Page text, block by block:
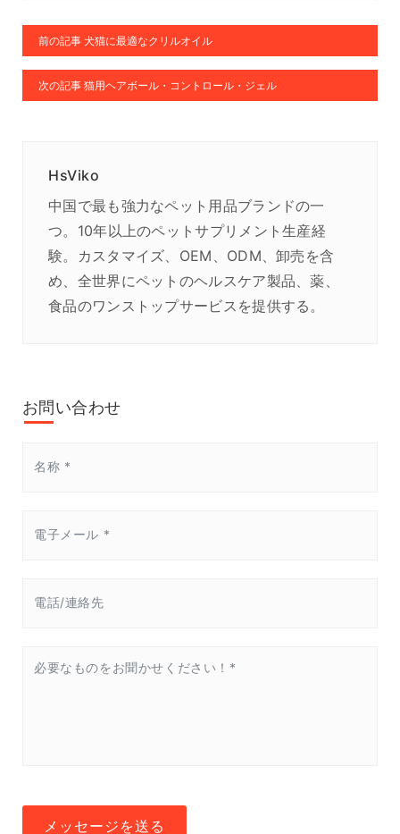
前の記事 犬猫に最適なクリルオイル
次の記事 猫用ヘアボール・コントロール・ジェル
HsViko
中国で最も強力なペット用品ブランドの一
つ。10年以上のペットサプリメント生産経
験。カスタマイズ、OEM、ODM、卸売を含
め、全世界にペットのヘルスケア製品、薬、
食品のワンストップサービスを提供する。
お問い合わせ
メッセージを送る